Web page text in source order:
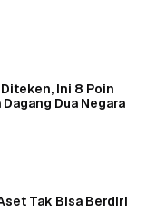
Ini 8 Poin
Dua Negara
Tak Bisa Berdiri